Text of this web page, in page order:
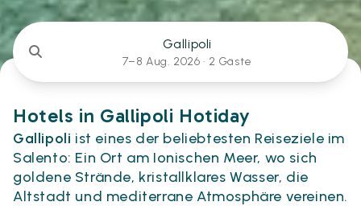
Gallipoli
7–8 Aug. 2026 · 2 Gäste
Hotels in Gallipoli Hotiday
Gallipoli ist eines der beliebtesten Reiseziele im
Salento: Ein Ort am Ionischen Meer, wo sich
goldene Strände, kristallklares Wasser, die
Altstadt und mediterrane Atmosphäre vereinen.